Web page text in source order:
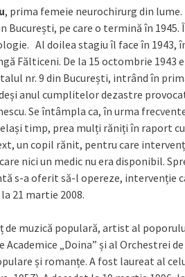
, prima femeie neurochirurg din
București, pe care o termină în
Al doilea stagiu îl face în 1943,
Fălticeni. De la 15 octombrie 1943
nr. 9 din București, intrând în
anul cumplitelor dezastre
Se întâmpla ca, în urma
timp, prea mulți răniți în raport
un copil rănit, pentru care
nici un medic nu era disponibil.
s-a oferit să-l opereze, intervenție
21 martie 2008.
de muzică populară, artist al
„Doina” și al Orchestrei
și romanțe. A fost laureat al